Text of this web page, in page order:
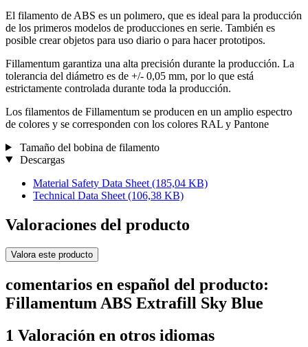
El filamento de ABS es un polımero, que es ideal para la producción
de los primeros modelos de producciones en serie. También es
posible crear objetos para uso diario o para hacer prototipos.
Fillamentum garantiza una alta precisión durante la producción. La
tolerancia del diámetro es de +/- 0,05 mm, por lo que está
estrictamente controlada durante toda la producción.
Los filamentos de Fillamentum se producen en un amplio espectro
de colores y se corresponden con los colores RAL y Pantone
Tamaño del bobina de filamento
Descargas
Material Safety Data Sheet (185,04 KB)
Technical Data Sheet (106,38 KB)
Valoraciones del producto
Valora este producto
comentarios en español del producto:
Fillamentum ABS Extrafill Sky Blue
1 Valoración en otros idiomas